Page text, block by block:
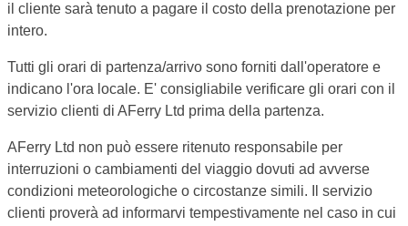
il cliente sarà tenuto a pagare il costo della prenotazione per
intero.
Tutti gli orari di partenza/arrivo sono forniti dall'operatore e
indicano l'ora locale. E' consigliabile verificare gli orari con il
servizio clienti di AFerry Ltd prima della partenza.
AFerry Ltd non può essere ritenuto responsabile per
interruzioni o cambiamenti del viaggio dovuti ad avverse
condizioni meteorologiche o circostanze simili. Il servizio
clienti proverà ad informarvi tempestivamente nel caso in cui